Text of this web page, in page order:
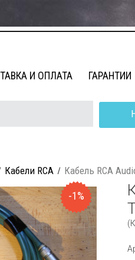
И ОПЛАТА ГАРАНТИИ
Кабели RCA Кабель RCA
-1%